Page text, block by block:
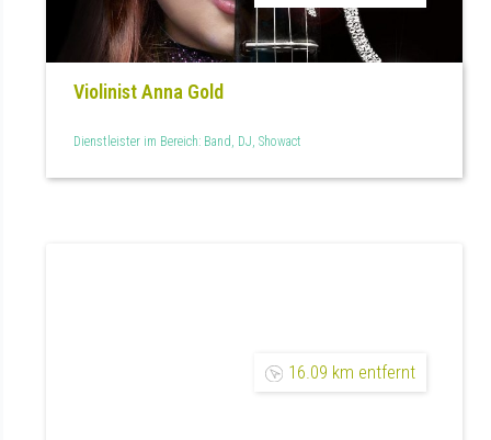
Violinist Anna Gold
Dienstleister im Bereich: Band, DJ, Showact
16.09 km entfernt